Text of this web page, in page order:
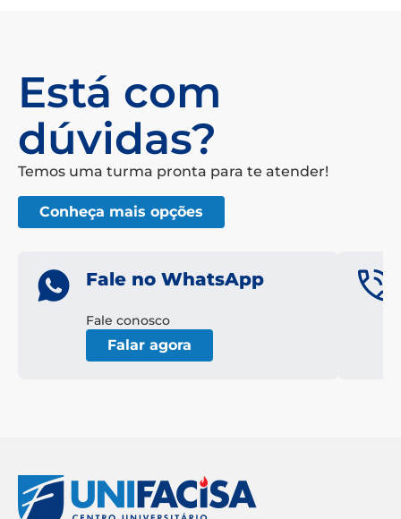
Está com
dúvidas?
Temos uma turma pronta para te atender!
Conheça mais opções
Fale no WhatsApp
Fale conosco
Falar agora